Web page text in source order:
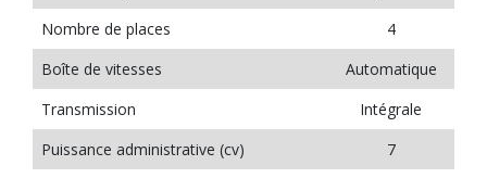
Nombre de places
4
Boîte de vitesses
Automatique
Transmission
Intégrale
Puissance administrative (cv)
7